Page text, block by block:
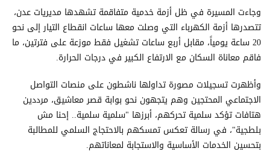
وجاءت المسيرة في ظل أزمة خدمية متفاقمة تشهدها مديريات عدن،
تتصدرها أزمة الكهرباء التي وصلت معها ساعات انقطاع التيار إلى نحو
20 ساعة يومياً، مقابل أربع ساعات تشغيل فقط موزعة على فترتين، ما
فاقم معاناة السكان مع الارتفاع الكبير في درجات الحرارة.
وأظهرت تسجيلات مصورة تداولها ناشطون على منصات التواصل
الاجتماعي المحتجين وهم يتجهون نحو بوابة قصر معاشيق، مرددين
هتافات تؤكد سلمية تحركهم، أبرزها "سلمية سلمية.. إحنا مش
بلطجية"، في رسالة تعكس تمسكهم بالاحتجاج السلمي للمطالبة
بتحسين الخدمات الأساسية والاستجابة لمعاناتهم.